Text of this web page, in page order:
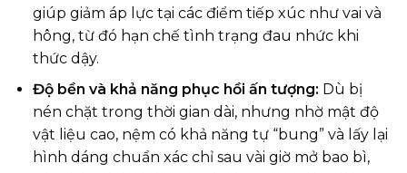
giúp giảm áp lực tại các điểm tiếp xúc như vai và
hông, từ đó hạn chế tình trạng đau nhức khi
thức dậy.
Độ bền và khả năng phục hồi ấn tượng: Dù bị
nén chặt trong thời gian dài, nhưng nhờ mật độ
vật liệu cao, nệm có khả năng tự “bung” và lấy lại
hình dáng chuẩn xác chỉ sau vài giờ mở bao bì,